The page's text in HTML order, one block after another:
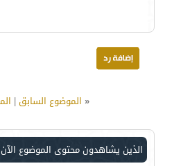
« الموضوع السابق|
الذين يشاهدون محتوى الموضوع الآن